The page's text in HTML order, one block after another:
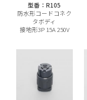
型番：R105
防水形コードコネク
タボディ
接地形3P 15A 250V